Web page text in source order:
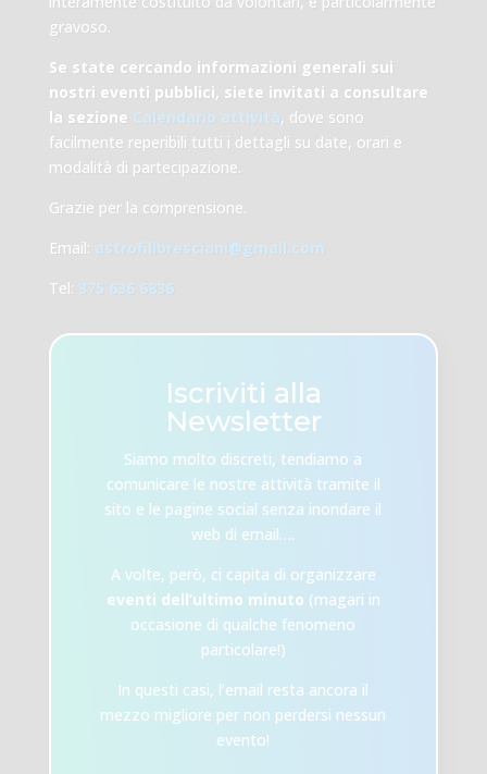
gravoso.
Se state cercando informazioni generali sui
nostri eventi pubblici, siete invitati a consultare
la sezione Calendario attività, dove sono
facilmente reperibili tutti i dettagli su date, orari e
modalità di partecipazione.
Grazie per la comprensione.
Email: astrofilibresciani@gmail.com
Tel: 375 636 6836
Iscriviti alla
Newsletter
Siamo molto discreti, tendiamo a
comunicare le nostre attività tramite il
sito e le pagine social senza inondare il
web di email….
A volte, però, ci capita di organizzare
eventi dell’ultimo minuto (magari in
occasione di qualche fenomeno
particolare!)
In questi casi, l’email resta ancora il
mezzo migliore per non perdersi nessun
evento!